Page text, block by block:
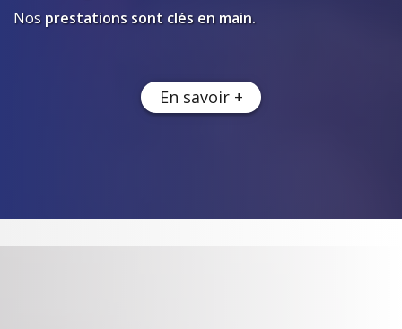
Nos prestations sont clés en main.
En savoir +